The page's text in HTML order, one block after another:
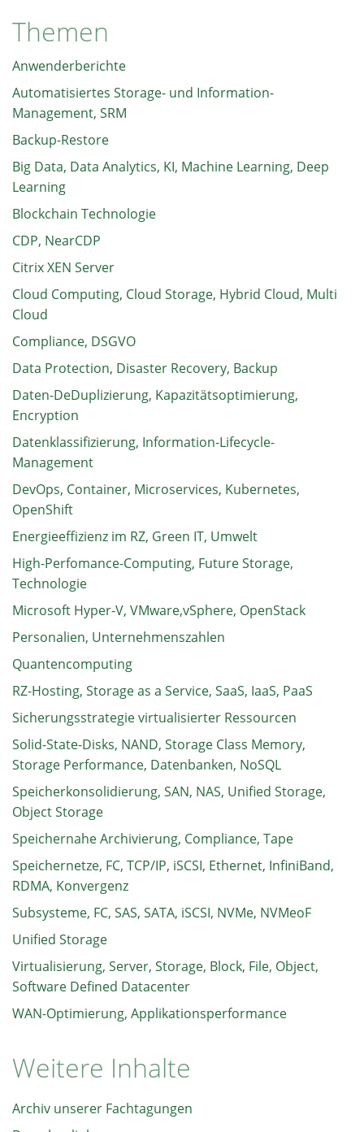
Themen
Anwenderberichte
Automatisiertes Storage- und Information-
Management, SRM
Backup-Restore
Big Data, Data Analytics, KI, Machine Learning, Deep
Learning
Blockchain Technologie
CDP, NearCDP
Citrix XEN Server
Cloud Computing, Cloud Storage, Hybrid Cloud, Multi
Cloud
Compliance, DSGVO
Data Protection, Disaster Recovery, Backup
Daten-DeDuplizierung, Kapazitätsoptimierung,
Encryption
Datenklassifizierung, Information-Lifecycle-
Management
DevOps, Container, Microservices, Kubernetes,
OpenShift
Energieeffizienz im RZ, Green IT, Umwelt
High-Perfomance-Computing, Future Storage,
Technologie
Microsoft Hyper-V, VMware,vSphere, OpenStack
Personalien, Unternehmenszahlen
Quantencomputing
RZ-Hosting, Storage as a Service, SaaS, IaaS, PaaS
Sicherungsstrategie virtualisierter Ressourcen
Solid-State-Disks, NAND, Storage Class Memory,
Storage Performance, Datenbanken, NoSQL
Speicherkonsolidierung, SAN, NAS, Unified Storage,
Object Storage
Speichernahe Archivierung, Compliance, Tape
Speichernetze, FC, TCP/IP, iSCSI, Ethernet, InfiniBand,
RDMA, Konvergenz
Subsysteme, FC, SAS, SATA, iSCSI, NVMe, NVMeoF
Unified Storage
Virtualisierung, Server, Storage, Block, File, Object,
Software Defined Datacenter
WAN-Optimierung, Applikationsperformance
Weitere Inhalte
Archiv unserer Fachtagungen